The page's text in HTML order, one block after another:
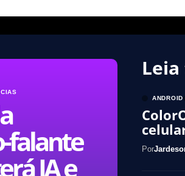
falante
IA e
ANDROID
Por